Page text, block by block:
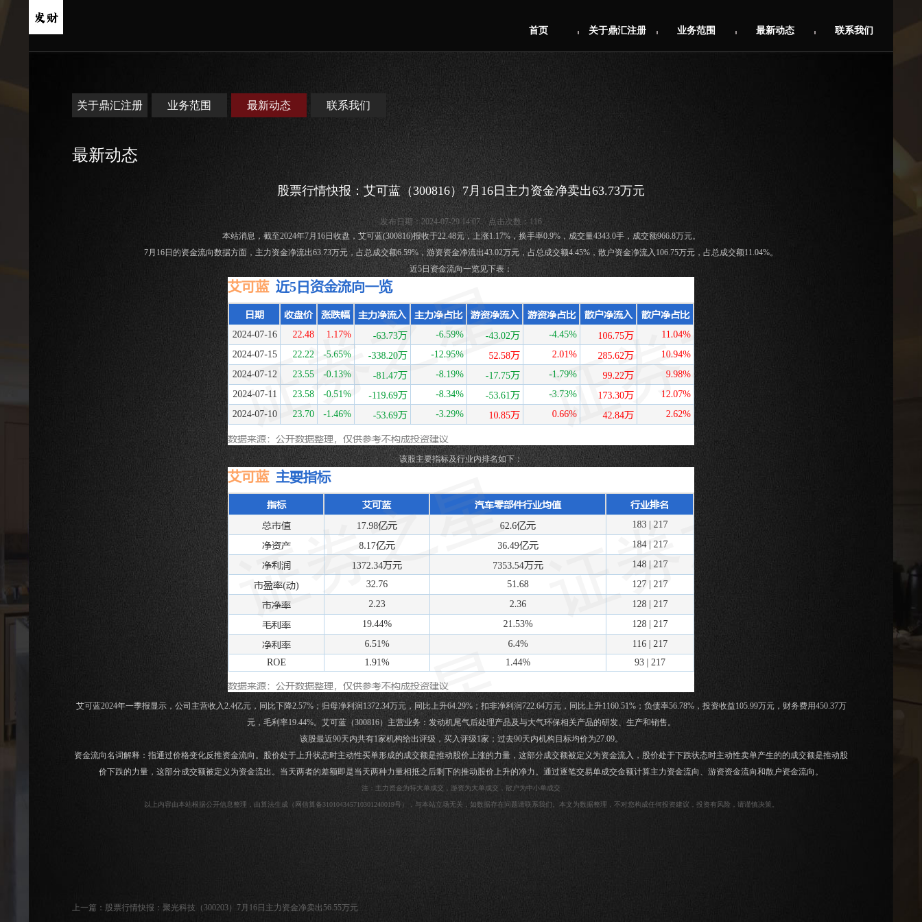
首页 关于鼎汇注册 业务范围 最新动态 联系我们
关于鼎汇注册 业务范围 最新动态 联系我们
最新动态
股票行情快报：艾可蓝（300816）7月16日主力资金净卖出63.73万元
发布日期：2024-07-29 14:07 点击次数：116
本站消息，截至2024年7月16日收盘，艾可蓝(300816)报收于22.48元，上涨1.17%，换手率0.9%，成交量4343.0手，成交额966.8万元。
7月16日的资金流向数据方面，主力资金净流出63.73万元，占总成交额6.59%，游资资金净流出43.02万元，占总成交额4.45%，散户资金净流入106.75万元，占总成交额11.04%。
近5日资金流向一览见下表：
该股主要指标及行业内排名如下：
艾可蓝2024年一季报显示，公司主营收入2.4亿元，同比下降2.57%；归母净利润1372.34万元，同比上升64.29%；扣非净利润722.64万元，同比上升1160.51%；负债率56.78%，投资收益105.99万元，财务费用450.37万
元，毛利率19.44%。艾可蓝（300816）主营业务：发动机尾气后处理产品及与大气环保相关产品的研发、生产和销售。
该股最近90天内共有1家机构给出评级，买入评级1家；过去90天内机构目标均价为27.09。
资金流向名词解释：指通过价格变化反推资金流向。股价处于上升状态时主动性买单形成的成交额是推动股价上涨的力量，这部分成交额被定义为资金流入，股价处于下跌状态时主动性卖单产生的的成交额是推动股
价下跌的力量，这部分成交额被定义为资金流出。当天两者的差额即是当天两种力量相抵之后剩下的推动股价上升的净力。通过逐笔交易单成交金额计算主力资金流向、游资资金流向和散户资金流向。
注：主力资金为特大单成交，游资为大单成交，散户为中小单成交
以上内容由本站根据公开信息整理，由算法生成（网信算备310104345710301240019号），与本站立场无关，如数据存在问题请联系我们。本文为数据整理，不对您构成任何投资建议，投资有风险，请谨慎决策。
上一篇： 股票行情快报：聚光科技（300203）7月16日主力资金净卖出56.55万元